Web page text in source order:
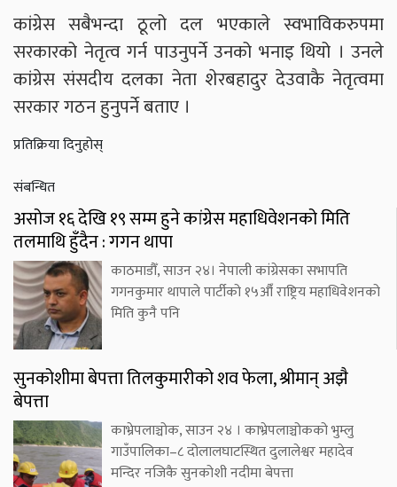
कांग्रेस सबैभन्दा ठूलो दल भएकाले स्वभाविकरुपमा
सरकारको नेतृत्व गर्न पाउनुपर्ने उनको भनाइ थियो । उनले
कांग्रेस संसदीय दलका नेता शेरबहादुर देउवाकै नेतृत्वमा
सरकार गठन हुनुपर्ने बताए ।
प्रतिक्रिया दिनुहोस्
संबन्धित
असोज १६ देखि १९ सम्म हुने कांग्रेस महाधिवेशनको मिति
तलमाथि हुँदैन : गगन थापा
काठमाडौँ, साउन २४। नेपाली कांग्रेसका सभापति
गगनकुमार थापाले पार्टीको १५औँ राष्ट्रिय महाधिवेशनको
मिति कुनै पनि
सुनकोशीमा बेपत्ता तिलकुमारीको शव फेला, श्रीमान् अझै
बेपत्ता
काभ्रेपलाञ्चोक, साउन २४ । काभ्रेपलाञ्चोकको भुम्लु
गाउँपालिका–८ दोलालघाटस्थित दुलालेश्वर महादेव
मन्दिर नजिकै सुनकोशी नदीमा बेपत्ता